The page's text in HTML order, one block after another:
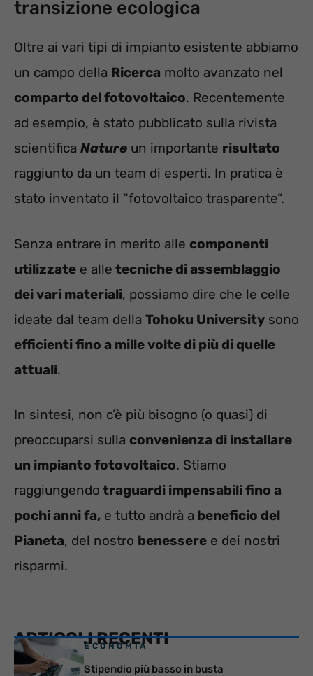
transizione ecologica
Oltre ai vari tipi di impianto esistente abbiamo
un campo della Ricerca molto avanzato nel
comparto del fotovoltaico. Recentemente
ad esempio, è stato pubblicato sulla rivista
scientifica Nature un importante risultato
raggiunto da un team di esperti. In pratica è
stato inventato il “fotovoltaico trasparente”.
Senza entrare in merito alle componenti
utilizzate e alle tecniche di assemblaggio
dei vari materiali, possiamo dire che le celle
ideate dal team della Tohoku University sono
efficienti fino a mille volte di più di quelle
attuali.
In sintesi, non c’è più bisogno (o quasi) di
preoccuparsi sulla convenienza di installare
un impianto fotovoltaico. Stiamo
raggiungendo traguardi impensabili fino a
pochi anni fa, e tutto andrà a beneficio del
Pianeta, del nostro benessere e dei nostri
risparmi.
ARTICOLI RECENTI
ECONOMIA
Stipendio più basso in busta